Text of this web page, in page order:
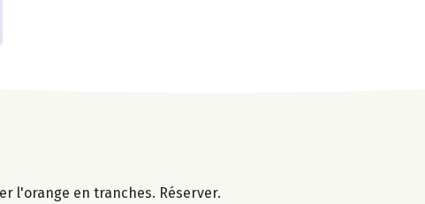
l'orange en tranches. Réserver.